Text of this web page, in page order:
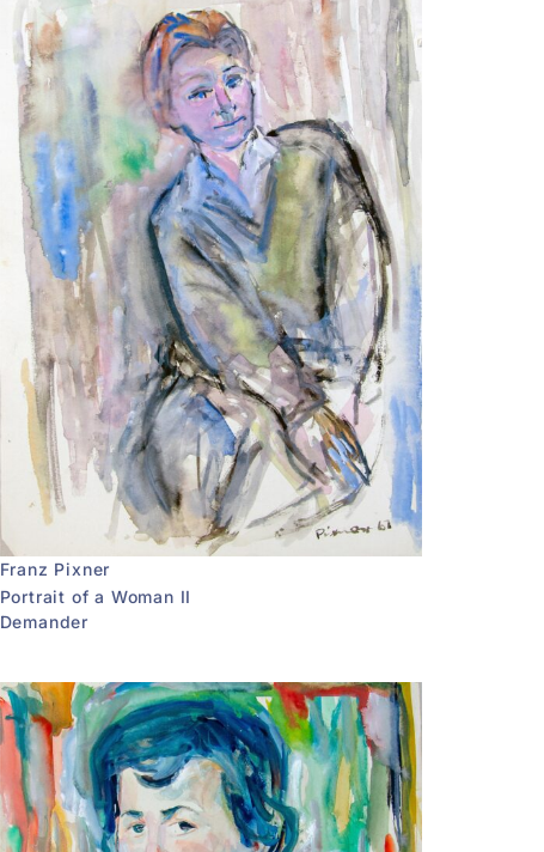
Franz Pixner
Portrait of a Woman II
Demander